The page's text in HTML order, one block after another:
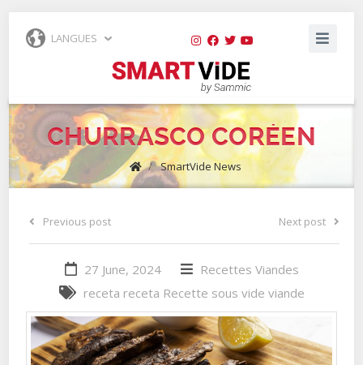
LANGUES
CHURRASCO CORÉEN
/ SmartVide News
Previous post Next post
27 June, 2024 Recettes Viandes
receta receta Recette sous vide viande